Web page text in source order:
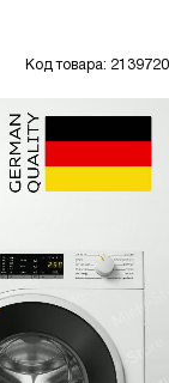
Код товара: 2139720